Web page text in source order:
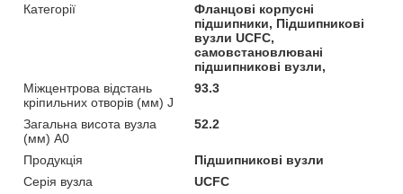
Категорії
Фланцові корпусні
підшипники, Підшипникові
вузли UCFC,
самовстановлювані
підшипникові вузли,
Міжцентрова відстань
кріпильних отворів (мм) J
93.3
Загальна висота вузла
(мм) A0
52.2
Продукція
Підшипникові вузли
Серія вузла
UCFC